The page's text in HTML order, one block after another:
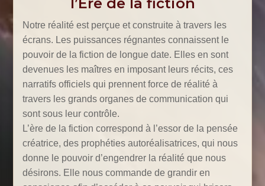
Notre réalité est perçue et construite à travers les
écrans. Les puissances régnantes connaissent le
pouvoir de la fiction de longue date. Elles en sont
devenues les maîtres en imposant leurs récits, ces
narratifs officiels qui prennent force de réalité à
travers les grands organes de communication qui
sont sous leur contrôle.
L’ère de la fiction correspond à l’essor de la pensée
créatrice, des prophéties autoréalisatrices, qui nous
donne le pouvoir d’engendrer la réalité que nous
désirons. Elle nous commande de grandir en